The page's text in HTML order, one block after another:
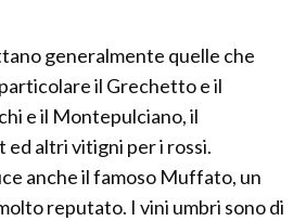
generalmente quelle che
il Grechetto e il
e il Montepulciano, il
ed altri vitigni per i rossi.
anche il famoso Muffato, un
reputato. I vini umbri sono di